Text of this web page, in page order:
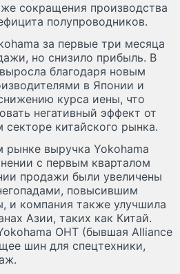
сокращения производства
полупроводников.
за первые три месяца
но снизило прибыль. В
благодаря новым
в Японии и
курса иены, что
негативный эффект от
секторе китайского рынка.
выручка Yokohama
с первым кварталом
продажи были увеличены
повысившим
и компания также улучшила
Азии, таких как Китай.
OHT (бывшая Alliance
шин для спецтехники,